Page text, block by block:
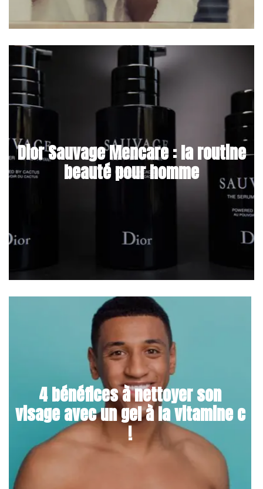
Dior Sauvage Mencare : la routine
beauté pour homme
4 bénéfices à nettoyer son
visage avec un gel à la vitamine c
!